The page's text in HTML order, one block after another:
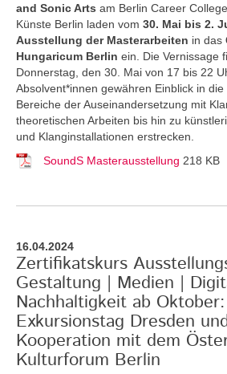
and Sonic Arts am Berlin Career
Künste Berlin laden vom 30. Mai bis 2.
Ausstellung der Masterarbeiten in das
Hungaricum Berlin ein. Die Vernissage
Donnerstag, den 30. Mai von 17 bis 22
Absolvent*innen gewähren Einblick in
Bereiche der Auseinandersetzung mit
theoretischen Arbeiten bis hin zu
und Klanginstallationen erstrecken.
SoundS Masterausstellung 218 KB
16.04.2024
Zertifikatskurs
Gestaltung | Medien |
Nachhaltigkeit ab
Exkursionstag Dresden
Kooperation mit dem
Kulturforum Berlin